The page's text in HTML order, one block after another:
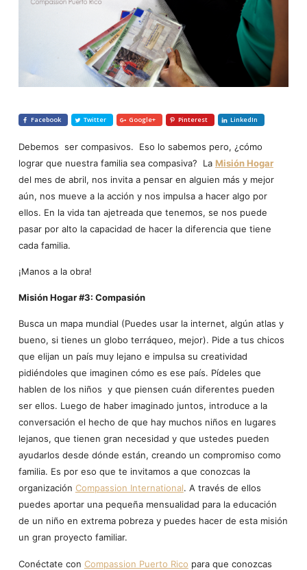
Facebook Twitter Google+ Pinterest LinkedIn
Debemos ser compasivos. Eso lo sabemos pero, ¿cómo
lograr que nuestra familia sea compasiva? La Misión Hogar
del mes de abril, nos invita a pensar en alguien más y mejor
aún, nos mueve a la acción y nos impulsa a hacer algo por
ellos. En la vida tan ajetreada que tenemos, se nos puede
pasar por alto la capacidad de hacer la diferencia que tiene
cada familia.
¡Manos a la obra!
Misión Hogar #3: Compasión
Busca un mapa mundial (Puedes usar la internet, algún atlas y
bueno, si tienes un globo terráqueo, mejor). Pide a tus chicos
que elijan un país muy lejano e impulsa su creatividad
pidiéndoles que imaginen cómo es ese país. Pídeles que
hablen de los niños y que piensen cuán diferentes pueden
ser ellos. Luego de haber imaginado juntos, introduce a la
conversación el hecho de que hay muchos niños en lugares
lejanos, que tienen gran necesidad y que ustedes pueden
ayudarlos desde dónde están, creando un compromiso como
familia. Es por eso que te invitamos a que conozcas la
organización Compassion International. A través de ellos
puedes aportar una pequeña mensualidad para la educación
de un niño en extrema pobreza y puedes hacer de esta misión
un gran proyecto familiar.
Conéctate con Compassion Puerto Rico para que conozcas